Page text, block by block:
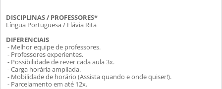
DISCIPLINAS / PROFESSORES*
Língua Portuguesa / Flávia Rita
DIFERENCIAIS
- Melhor equipe de professores.
- Professores experientes.
- Possibilidade de rever cada aula 3x.
- Carga horária ampliada.
- Mobilidade de horário (Assista quando e onde quiser!).
- Parcelamento em até 12x.